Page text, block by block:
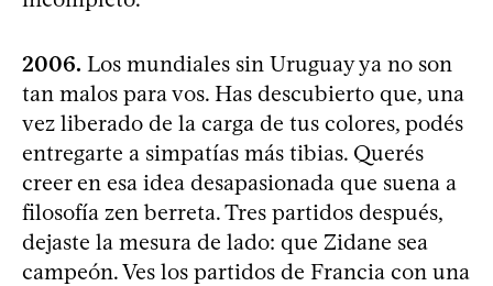
2006. Los mundiales sin Uruguay ya no son
tan malos para vos. Has descubierto que, una
vez liberado de la carga de tus colores, podés
entregarte a simpatías más tibias. Querés
creer en esa idea desapasionada que suena a
filosofía zen berreta. Tres partidos después,
dejaste la mesura de lado: que Zidane sea
campeón. Ves los partidos de Francia con una